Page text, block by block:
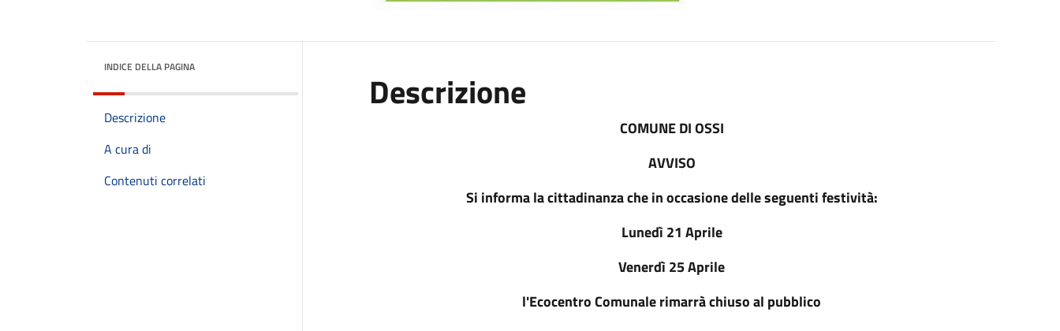
INDICE DELLA PAGINA
Descrizione
A cura di
Contenuti correlati
Descrizione
COMUNE DI OSSI
AVVISO
Si informa la cittadinanza che in occasione delle seguenti festività:
Lunedì 21 Aprile
Venerdì 25 Aprile
l'Ecocentro Comunale rimarrà chiuso al pubblico